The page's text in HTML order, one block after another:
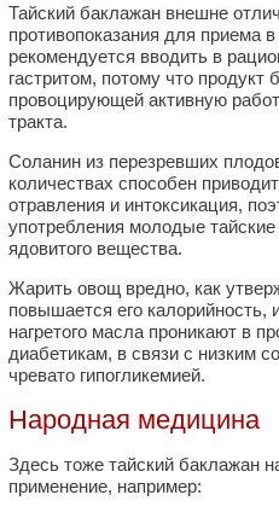
Тайский баклажан внешне
противопоказания для приема
рекомендуется вводить в
гастритом, потому что продукт
провоцирующей активную
тракта.
Соланин из перезревших
количествах способен
отравления и интоксикация,
употребления молодые
ядовитого вещества.
Жарить овощ вредно, как
повышается его калорийность,
нагретого масла проникают в
диабетикам, в связи с низким
чревато гипогликемией.
Народная медицина
Здесь тоже тайский баклажан
применение, например: